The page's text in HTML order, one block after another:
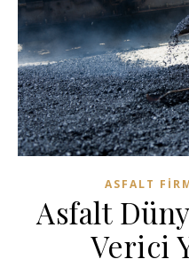
ASFALT
Asfalt
Verici